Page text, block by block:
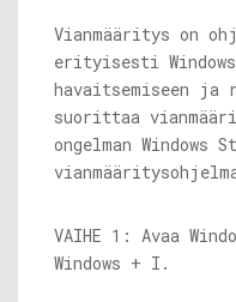
Vianmääritys on
erityisesti
havaitsemiseen ja
suorittaa
ongelman Windows
VAIHE 1: Avaa
Windows + I.